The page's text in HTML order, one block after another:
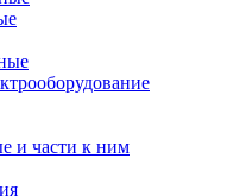
и части к ним